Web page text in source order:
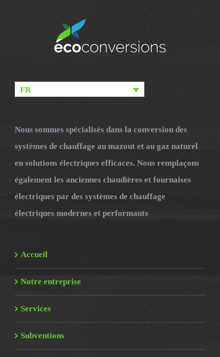
FR
Nous sommes spécialisés dans la conversion des
systèmes de chauffage au mazout et au gaz naturel
en solutions électriques efficaces. Nous remplaçons
également les anciennes chaudières et fournaises
électriques par des systèmes de chauffage
électriques modernes et performants
Accueil
Notre entreprise
Services
Subventions